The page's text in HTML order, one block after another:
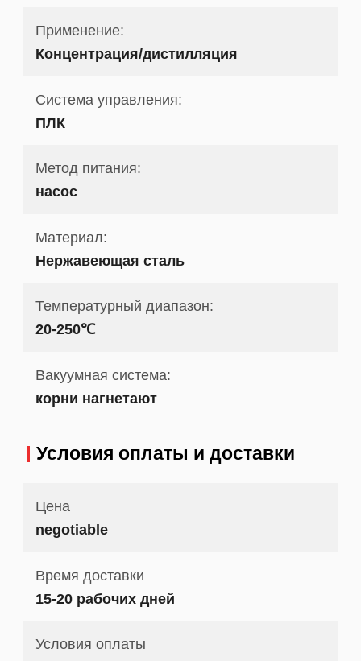
Применение:
Концентрация/дистилляция
Система управления:
ПЛК
Метод питания:
насос
Материал:
Нержавеющая сталь
Температурный диапазон:
20-250℃
Вакуумная система:
корни нагнетают
Условия оплаты и доставки
Цена
negotiable
Время доставки
15-20 рабочих дней
Условия оплаты